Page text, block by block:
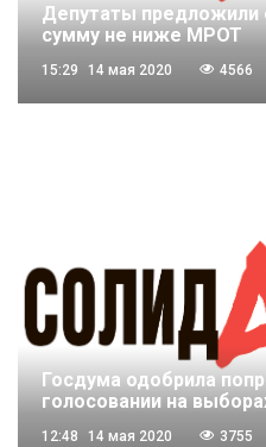
Депутаты предложили
сумму не ниже МРОТ
15:29 14 мая 2020 4566
Госдума одобрила
голосовании на
12:48 14 мая 2020 3755